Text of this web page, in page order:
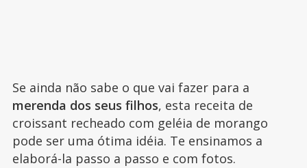
Se ainda não sabe o que vai fazer para a
merenda dos seus filhos, esta receita de
croissant recheado com geléia de morango
pode ser uma ótima idéia. Te ensinamos a
elaborá-la passo a passo e com fotos.